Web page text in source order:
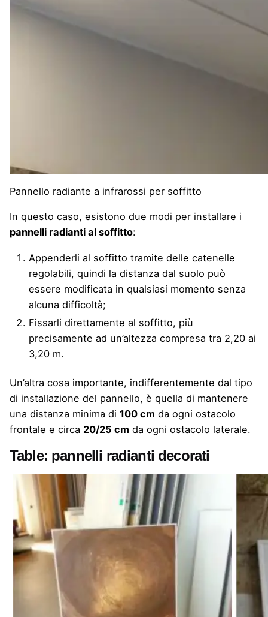
Pannello radiante a infrarossi per soffitto
In questo caso, esistono due modi per installare i
pannelli radianti al soffitto:
Appenderli al soffitto tramite delle catenelle
regolabili, quindi la distanza dal suolo può
essere modificata in qualsiasi momento senza
alcuna difficoltà;
Fissarli direttamente al soffitto, più
precisamente ad un’altezza compresa tra 2,20 ai
3,20 m.
Un’altra cosa importante, indifferentemente dal tipo
di installazione del pannello, è quella di mantenere
una distanza minima di 100 cm da ogni ostacolo
frontale e circa 20/25 cm da ogni ostacolo laterale.
Table: pannelli radianti decorati